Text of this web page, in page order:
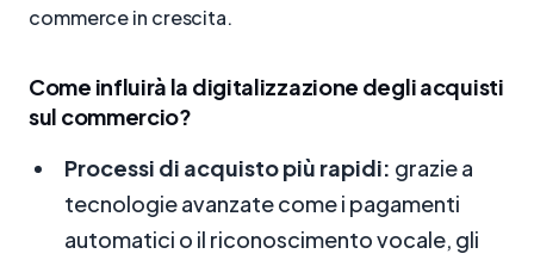
commerce in crescita.
Come influirà la digitalizzazione degli acquisti
sul commercio?
Processi di acquisto più rapidi: grazie a
tecnologie avanzate come i pagamenti
automatici o il riconoscimento vocale, gli